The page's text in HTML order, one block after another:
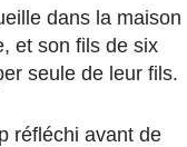
dans la maison
et son fils de six
seule de leur fils.
réfléchi avant de